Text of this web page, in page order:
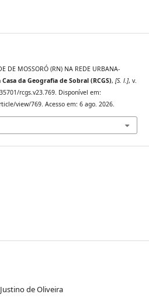
DE MOSSORÓ (RN) NA REDE URBANA-
Casa da Geografia de Sobral (RCGS), [S. l.], v.
rcgs.v23.769. Disponível em:
view/769. Acesso em: 6 ago. 2026.
de Oliveira